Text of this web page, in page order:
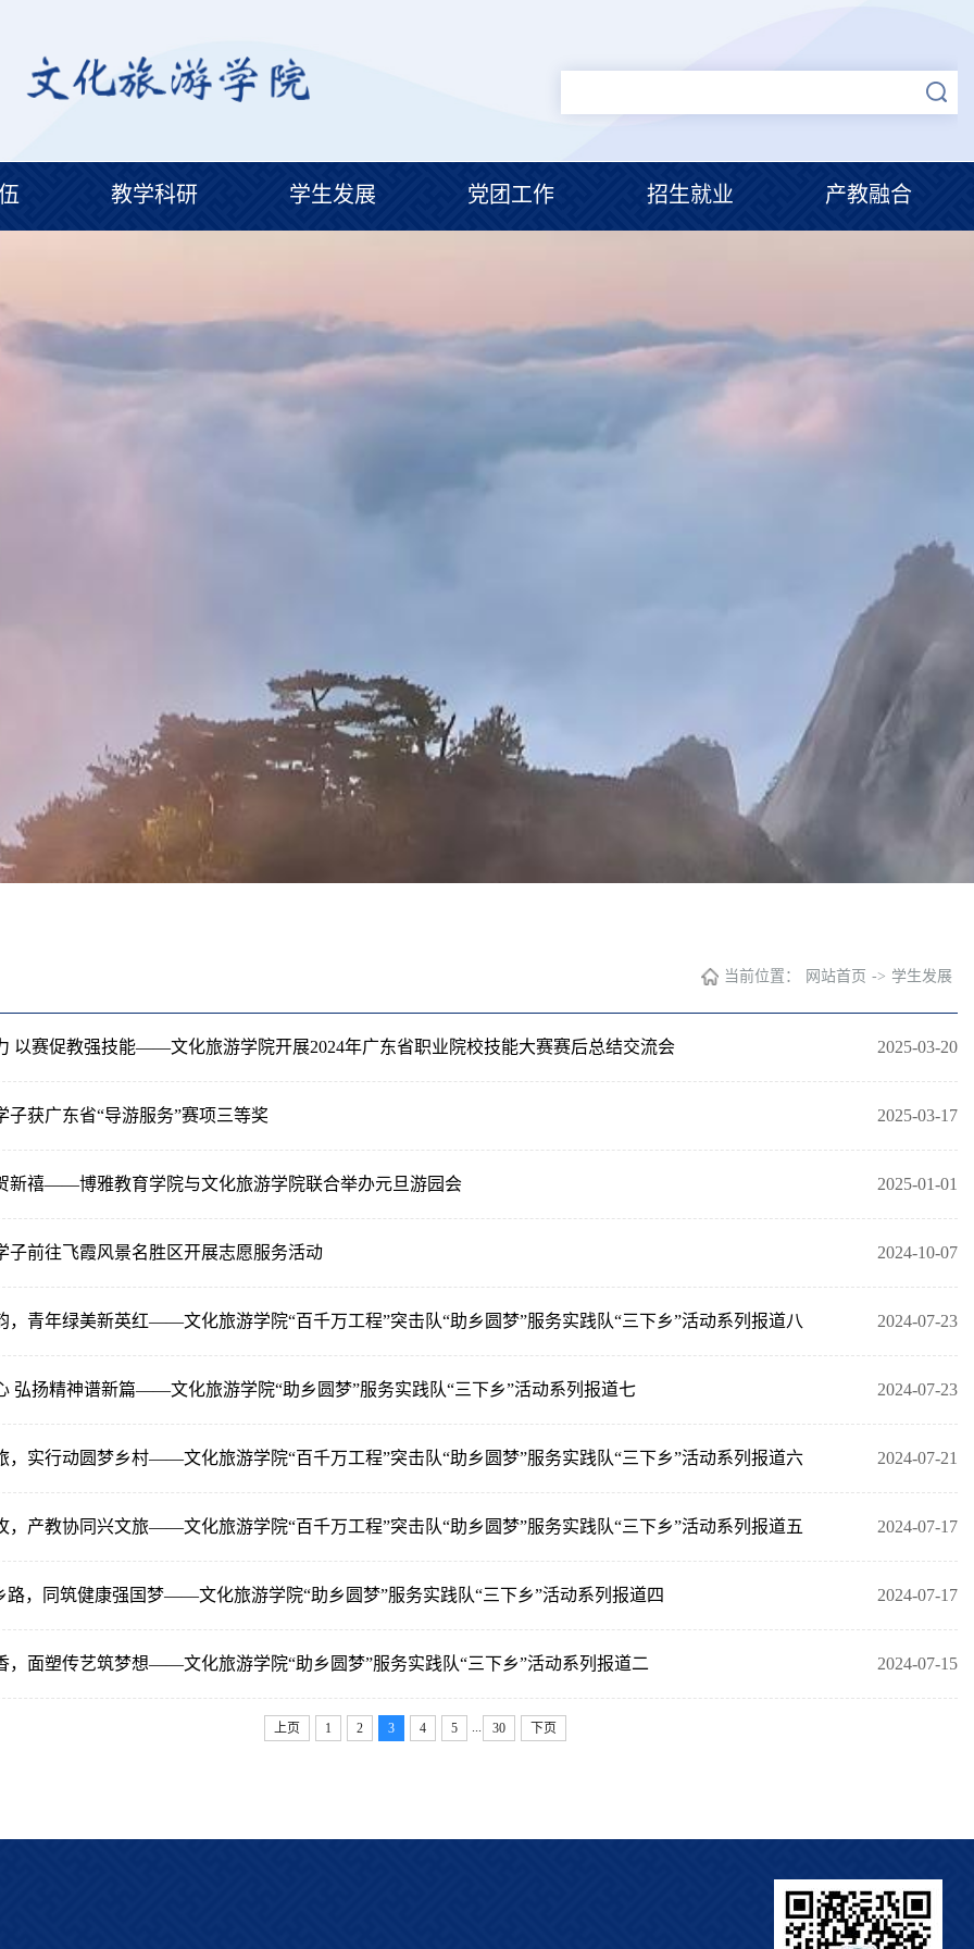
教学科研 学生发展 党团工作 招生就业 产教融合
当前位置： 网站首页 -> 学生发展
2025-03-20
以赛促教强技能——文化旅游学院开展2024年广东省职业院校技能大赛赛后总结交流会
2025-03-17
子获广东省“导游服务”赛项三等奖
2025-01-01
新禧——博雅教育学院与文化旅游学院联合举办元旦游园会
2024-10-07
子前往飞霞风景名胜区开展志愿服务活动
2024-07-23
，青年绿美新英红——文化旅游学院“百千万工程”突击队“助乡圆梦”服务实践队“三下乡”活动系列报道八
2024-07-23
弘扬精神谱新篇——文化旅游学院“助乡圆梦”服务实践队“三下乡”活动系列报道七
2024-07-21
，实行动圆梦乡村——文化旅游学院“百千万工程”突击队“助乡圆梦”服务实践队“三下乡”活动系列报道六
2024-07-17
，产教协同兴文旅——文化旅游学院“百千万工程”突击队“助乡圆梦”服务实践队“三下乡”活动系列报道五
2024-07-17
路，同筑健康强国梦——文化旅游学院“助乡圆梦”服务实践队“三下乡”活动系列报道四
2024-07-15
，面塑传艺筑梦想——文化旅游学院“助乡圆梦”服务实践队“三下乡”活动系列报道二
上页 1 2 3 4 5 30 下页